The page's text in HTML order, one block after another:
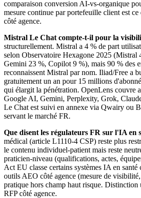
comparaison conversion AI-vs-organique
mesure continue par portefeuille client est
côté agence.
Mistral Le Chat compte-t-il pour la
structurellement. Mistral a 4 % de part
selon Observatoire Hexagone 2025 (Mistral
Gemini 23 %, Copilot 9 %), mais 90 % des
reconnaissent Mistral par nom. Iliad/Free a
gratuitement un an pour 15 millions
qui élargit la pénétration. OpenLens couvre
Google AI, Gemini, Perplexity, Grok,
Le Chat est suivi en annexe via Qwairy ou
servant le marché FR.
Que disent les régulateurs FR sur l'IA en
médical (article L1110-4 CSP) reste plus
le contenu individuel-patient mais reste
praticien-niveau (qualifications, actes,
Act EU classe certains systèmes IA en santé
outils AEO côté agence (mesure de
pratique hors champ haut risque. Distinction
RFP côté agence.